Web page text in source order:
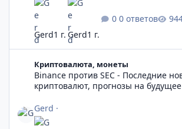
0 ответов
Gerd1 г. Gerd1 г.
Криптовалюта, монеты
Binance против SEC - Последние новости
криптовалют, прогнозы на будущее
Gerd ·